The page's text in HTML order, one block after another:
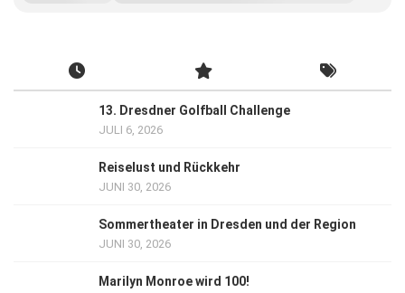
13. Dresdner Golfball Challenge
JULI 6, 2026
Reiselust und Rückkehr
JUNI 30, 2026
Sommertheater in Dresden und der Region
JUNI 30, 2026
Marilyn Monroe wird 100!